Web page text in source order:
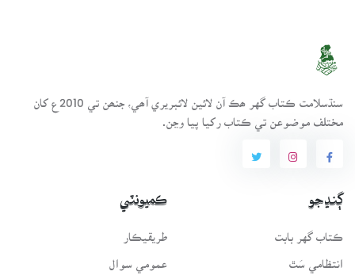
سنڌسلامت ڪتاب گهر ھڪ آن لائين لائبريري آھي، جنھن تي 2010ع کان
مختلف موضوعن تي ڪتاب رکيا پيا وڃن.
ڳنڍجو
ڪتاب گهر بابت
انتظامي سَٿ
ڪميونٽي
طريقيڪار
عمومي سوال